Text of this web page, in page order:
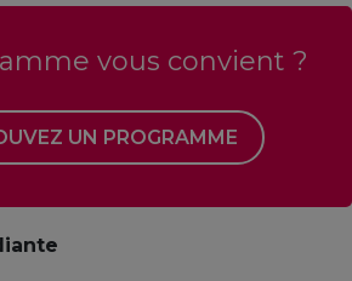
vous convient ?
UN PROGRAMME